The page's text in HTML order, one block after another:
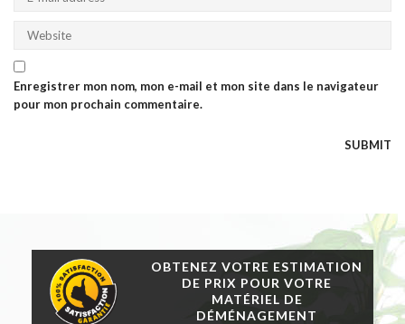
Enregistrer mon nom, mon e-mail et mon site dans le navigateur
pour mon prochain commentaire.
OBTENEZ VOTRE ESTIMATION
DE PRIX POUR VOTRE
MATÉRIEL DE
DÉMÉNAGEMENT